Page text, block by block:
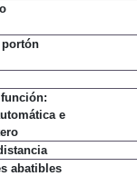
portón
e
abatibles